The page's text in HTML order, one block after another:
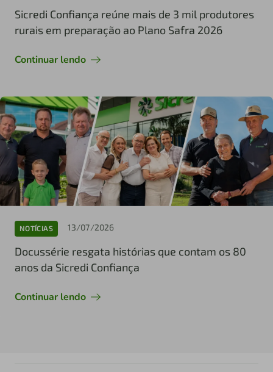
Sicredi Confiança reúne mais de 3 mil produtores
rurais em preparação ao Plano Safra 2026
Continuar lendo
NOTÍCIAS 13/07/2026
Docussérie resgata histórias que contam os 80
anos da Sicredi Confiança
Continuar lendo